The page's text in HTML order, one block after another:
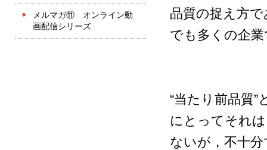
メルマガ⑪ オンライン動
画配信シリーズ
品質の捉え方
でも多くの企
“当たり前品質
にとってそれ
ないが，不十